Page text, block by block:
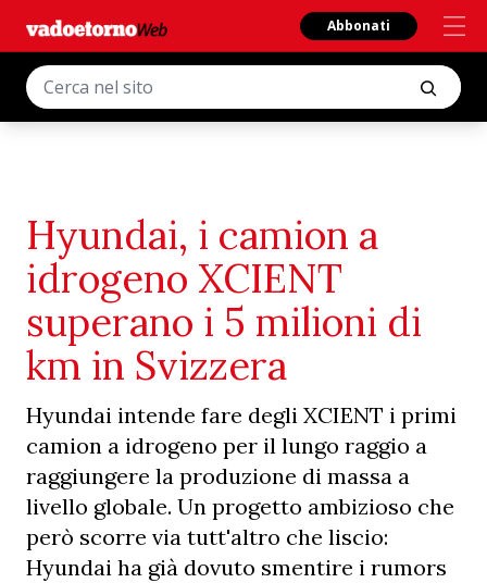
Abbonati
Hyundai, i camion a
idrogeno XCIENT
superano i 5 milioni di
km in Svizzera
Hyundai intende fare degli XCIENT i primi
camion a idrogeno per il lungo raggio a
raggiungere la produzione di massa a
livello globale. Un progetto ambizioso che
però scorre via tutt'altro che liscio:
Hyundai ha già dovuto smentire i rumors